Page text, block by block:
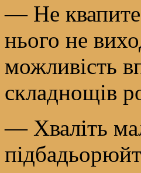
— Не
нього не
можливість
складнощів
— Хваліть